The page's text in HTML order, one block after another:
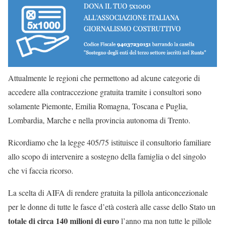
Attualmente le regioni che permettono ad alcune categorie di
accedere alla contraccezione gratuita tramite i consultori sono
solamente Piemonte, Emilia Romagna, Toscana e Puglia,
Lombardia, Marche e nella provincia autonoma di Trento.
Ricordiamo che la legge 405/75 istituisce il consultorio familiare
allo scopo di intervenire a sostegno della famiglia o del singolo
che vi faccia ricorso.
La scelta di AIFA di rendere gratuita la pillola anticoncezionale
per le donne di tutte le fasce d’età costerà alle casse dello Stato un
totale di circa 140 milioni di eurol’anno ma non tutte le pillole